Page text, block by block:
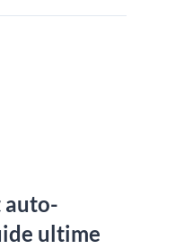
auto-
ultime